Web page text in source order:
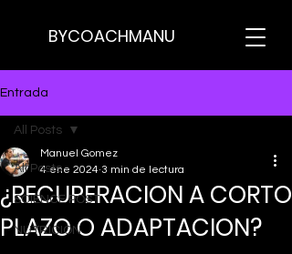
BYCOACHMANU
Entrada
All Posts
SCIENCE POST
NUTRICION
All Posts
¿RECUPERACION A CORTO
PLAZO O ADAPTACION?
Manuel Gomez
4 ene 2024 3 min de lectura